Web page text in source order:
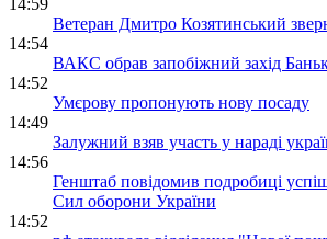
14:59
Ветеран Дмитро Козятинський
14:54
ВАКС обрав запобіжний захід
14:52
Умєрову пропонують нову посаду
14:49
Залужний взяв участь у нараді
14:56
Генштаб повідомив подробиці
Сил оборони України
14:52